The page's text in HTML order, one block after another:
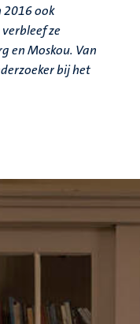
2016 ook
ze
en Moskou. Van
bij het